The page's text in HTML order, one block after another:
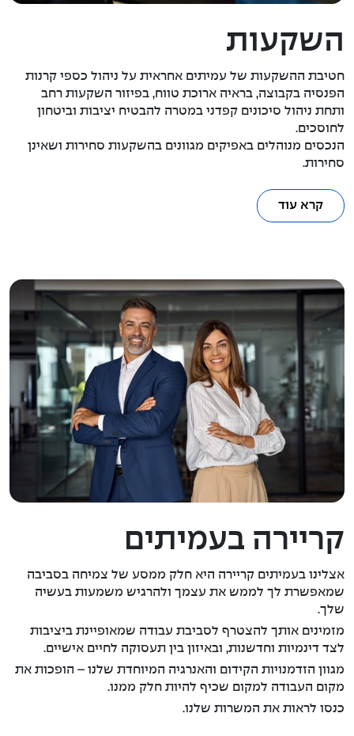
השקעות
חטיבת ההשקעות של עמיתים אחראית על ניהול כספי קרנות
הפנסיה בקבוצה, בראיה ארוכת טווח, בפיזור השקעות רחב
ותחת ניהול סיכונים קפדני במטרה להבטיח יציבות וביטחון
לחוסכים.
הנכסים מנוהלים באפיקים מגוונים בהשקעות סחירות ושאינן
סחירות.
קרא עוד
קריירה בעמיתים
אצלינו בעמיתים קריירה היא חלק ממסע של צמיחה בסביבה
שמאפשרת לך לממש את עצמך ולהרגיש משמעות בעשיה
שלך.
מזמינים אותך להצטרף לסביבת עבודה שמאופיינת ביציבות
לצד דינמיות וחדשנות, ובאיזון בין תעסוקה לחיים אישיים.
מגוון הזדמנויות הקידום והאנרגיה המיוחדת שלנו – הופכות את
מקום העבודה למקום שכיף להיות חלק ממנו.
כנסו לראות את המשרות שלנו.